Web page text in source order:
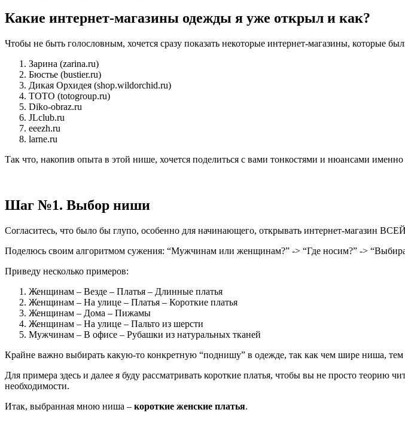
Какие интернет-магазины одежды я уже открыл и как?
Чтобы не быть голословным, хочется сразу показать некоторые интернет-магазины, которые
Зарина (zarina.ru)
Бюстье (bustier.ru)
Дикая Орхидея (shop.wildorchid.ru)
ТОТО (totogroup.ru)
Diko-obraz.ru
JLclub.ru
eeezh.ru
larne.ru
Так что, накопив опыта в этой нише, хочется поделиться с вами тонкостями и нюансами
Шаг №1. Выбор ниши
Согласитесь, что было бы глупо, особенно для начинающего, открывать интернет-магазин
Поделюсь своим алгоритмом сужения: “Мужчинам или женщинам?” -> “Где носим?” ->
Приведу несколько примеров:
Женщинам – Везде – Платья – Длинные платья
Женщинам – На улице – Платья – Короткие платья
Женщинам – Дома – Пижамы
Женщинам – На улице – Пальто из шерсти
Мужчинам – В офисе – Рубашки из натуральных тканей
Крайне важно выбирать какую-то конкретную “поднишу” в одежде, так как чем шире ниша, тем
Для примера здесь и далее я буду рассматривать короткие платья, чтобы вы не просто теорию
необходимости.
Итак, выбранная мною ниша – короткие женские платья.